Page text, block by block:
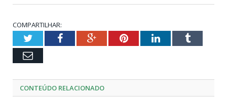
COMPARTILHAR:
TwitterFacebookGoogle+PinterestLinkedInTumblr
Email
CONTEÚDO RELACIONADO